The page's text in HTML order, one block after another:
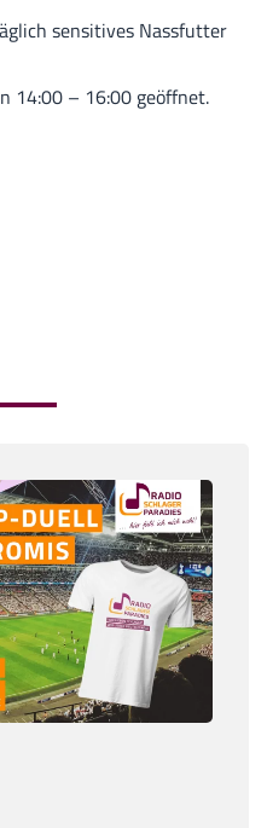
sensitives Nassfutter
14:00 – 16:00 geöffnet.